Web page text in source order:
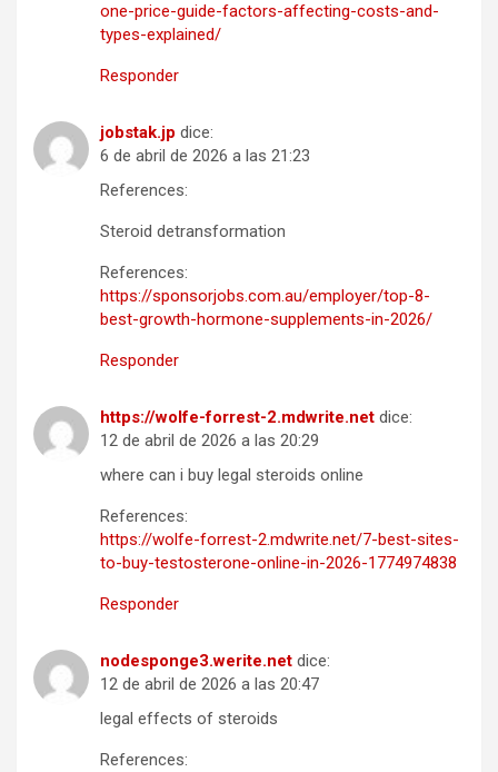
one-price-guide-factors-affecting-costs-and-
types-explained/
Responder
jobstak.jp dice:
6 de abril de 2026 a las 21:23
References:
Steroid detransformation
References:
https://sponsorjobs.com.au/employer/top-8-
best-growth-hormone-supplements-in-2026/
Responder
https://wolfe-forrest-2.mdwrite.net dice:
12 de abril de 2026 a las 20:29
where can i buy legal steroids online
References:
https://wolfe-forrest-2.mdwrite.net/7-best-sites-
to-buy-testosterone-online-in-2026-1774974838
Responder
nodesponge3.werite.net dice:
12 de abril de 2026 a las 20:47
legal effects of steroids
References: